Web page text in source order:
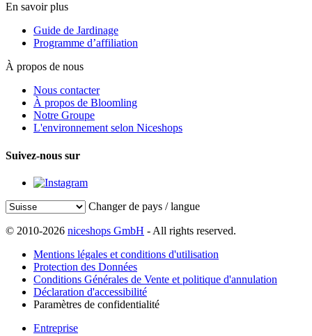
En savoir plus
Guide de Jardinage
Programme d’affiliation
À propos de nous
Nous contacter
À propos de Bloomling
Notre Groupe
L'environnement selon Niceshops
Suivez-nous sur
Changer de pays / langue
© 2010-2026 niceshops GmbH - All rights reserved.
Mentions légales et conditions d'utilisation
Protection des Données
Conditions Générales de Vente et politique d'annulation
Déclaration d'accessibilité
Paramètres de confidentialité
Entreprise